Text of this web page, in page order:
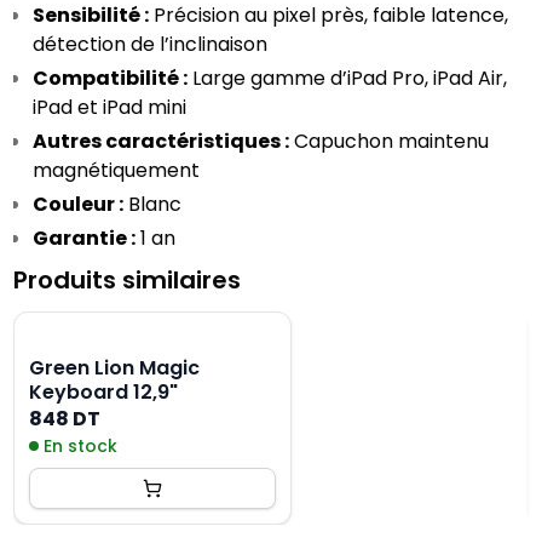
Sensibilité : Précision au pixel près, faible latence,
détection de l’inclinaison
Compatibilité : Large gamme d’iPad Pro, iPad Air,
iPad et iPad mini
Autres caractéristiques : Capuchon maintenu
magnétiquement
Couleur : Blanc
Garantie : 1 an
Produits similaires
Green Lion Magic
Keyboard 12,9"
848 DT
En stock